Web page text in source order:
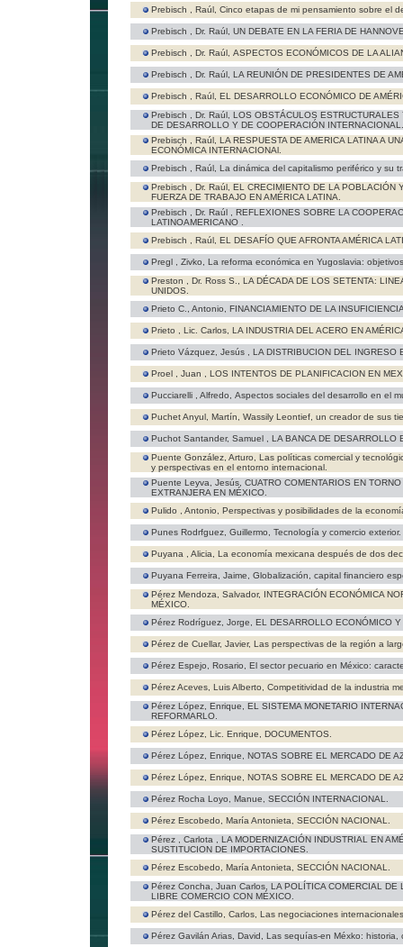
Prebisch , Raúl, Cinco etapas de mi pensamiento sobre el
Prebisch , Dr. Raúl, UN DEBATE EN LA FERIA DE
Prebisch , Dr. Raúl, ASPECTOS ECONÓMICOS DE LA
Prebisch , Dr. Raúl, LA REUNIÓN DE PRESIDENTES DE
Prebisch , Raúl, EL DESARROLLO ECONÓMICO DE
Prebisch , Dr. Raúl, LOS OBSTÁCULOS
DE DESARROLLO Y DE COOPERACIÓN INTERNACIONAL.
Prebisch , Raúl, LA RESPUESTA DE AMERICA LATINA A
ECONÓMICA INTERNACIONAl.
Prebisch , Raúl, La dinámica del capitalismo periférico y su
Prebisch , Dr. Raúl, EL CRECIMIENTO DE LA POBLACIÓN
FUERZA DE TRABAJO EN AMÉRICA LATINA.
Prebisch , Dr. Raúl , REFLEXIONES SOBRE LA
LATINOAMERICANO .
Prebisch , Raúl, EL DESAFÍO QUE AFRONTA AMÉRICA
Pregl , Zivko, La reforma económica en Yugoslavia:
Preston , Dr. Ross S., LA DÉCADA DE LOS SETENTA:
UNIDOS.
Prieto C., Antonio, FINANCIAMIENTO DE LA
Prieto , Lic. Carlos, LA INDUSTRIA DEL ACERO EN
Prieto Vázquez, Jesús , LA DISTRIBUCION DEL INGRESO
Proel , Juan , LOS INTENTOS DE PLANIFICACION EN
Pucciarelli , Alfredo, Aspectos sociales del desarrollo en el
Puchet Anyul, Martín, Wassily Leontief, un creador de sus
Puchot Santander, Samuel , LA BANCA DE DESARROLLO
Puente González, Arturo, Las políticas comercial y
y perspectivas en el entorno internacional.
Puente Leyva, Jesús, CUATRO COMENTARIOS EN
EXTRANJERA EN MÉXICO.
Pulido , Antonio, Perspectivas y posibilidades de la
Punes Rodrfguez, Guillermo, Tecnología y comercio exterior.
Puyana , Alicia, La economía mexicana después de dos
Puyana Ferreira, Jaime, Globalización, capital financiero
Pérez Mendoza, Salvador, INTEGRACIÓN ECONÓMICA
MÉXICO.
Pérez Rodríguez, Jorge, EL DESARROLLO ECONÓMICO
Pérez de Cuellar, Javier, Las perspectivas de la región a
Pérez Espejo, Rosario, El sector pecuario en México:
Pérez Aceves, Luis Alberto, Competitividad de la industria
Pérez López, Enrique, EL SISTEMA MONETARIO
REFORMARLO.
Pérez López, Lic. Enrique, DOCUMENTOS.
Pérez López, Enrique, NOTAS SOBRE EL MERCADO DE
Pérez López, Enrique, NOTAS SOBRE EL MERCADO DE
Pérez Rocha Loyo, Manue, SECCIÓN INTERNACIONAL.
Pérez Escobedo, María Antonieta, SECCIÓN NACIONAL.
Pérez , Carlota , LA MODERNIZACIÓN INDUSTRIAL EN
SUSTITUCION DE IMPORTACIONES.
Pérez Escobedo, María Antonieta, SECCIÓN NACIONAL.
Pérez Concha, Juan Carlos, LA POLÍTICA COMERCIAL DE
LIBRE COMERCIO CON MÉXICO.
Pérez del Castillo, Carlos, Las negociaciones
Pérez Gavilán Arias, David, Las sequías-en Méxko: historia,